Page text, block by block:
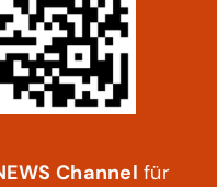
Channel für